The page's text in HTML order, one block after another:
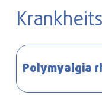
Polymyalgia